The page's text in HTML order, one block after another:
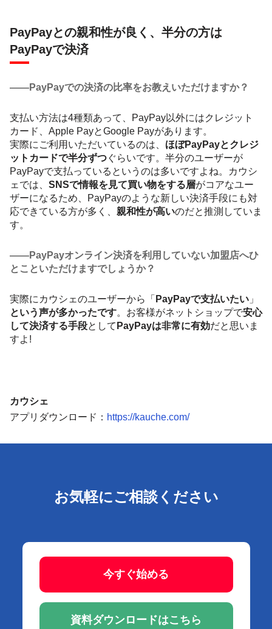
PayPayとの親和性が良く、半分の方は
PayPayで決済
――PayPayでの決済の比率をお教えいただけますか？
支払い方法は4種類あって、PayPay以外にはクレジット
カード、Apple PayとGoogle Payがあります。
実際にご利用いただいているのは、 ほぼPayPayとクレジ
ットカードで半分ずつぐらいです。半分のユーザーが
PayPayで支払っているというのは多いですよね。カウシ
ェでは、 SNSで情報を見て買い物をする層がコアなユー
ザーになるため、PayPayのような新しい決済手段にも対
応できている方が多く、 親和性が高いのだと推測していま
す。
――PayPayオンライン決済を利用していない加盟店へひ
とこといただけますでしょうか？
実際にカウシェのユーザーから「 PayPayで支払いたい 」
という声が多かったです。お客様がネットショップで安心
して決済する手段として PayPayは非常に有効だと思いま
すよ!
カウシェ
アプリダウンロード： https://kauche.com/
お気軽にご相談ください
今すぐ始める
資料ダウンロードはこちら